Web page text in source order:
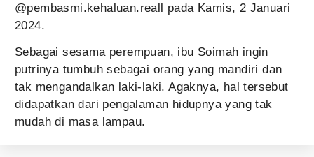
@pembasmi.kehaluan.reall pada Kamis, 2 Januari
2024.
Sebagai sesama perempuan, ibu Soimah ingin
putrinya tumbuh sebagai orang yang mandiri dan
tak mengandalkan laki-laki. Agaknya, hal tersebut
didapatkan dari pengalaman hidupnya yang tak
mudah di masa lampau.